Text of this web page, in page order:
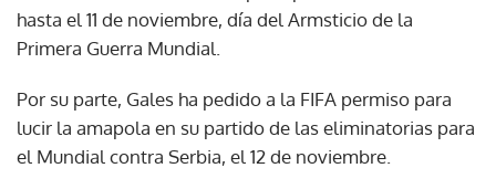
hasta el 11 de noviembre, día del Armsticio de la
Primera Guerra Mundial.
Por su parte, Gales ha pedido a la FIFA permiso para
lucir la amapola en su partido de las eliminatorias para
el Mundial contra Serbia, el 12 de noviembre.